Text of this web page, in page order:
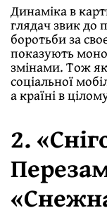
Динаміка в
глядач звик до
боротьби за
показують
змінами. Тож
соціальної
а країні в
2.